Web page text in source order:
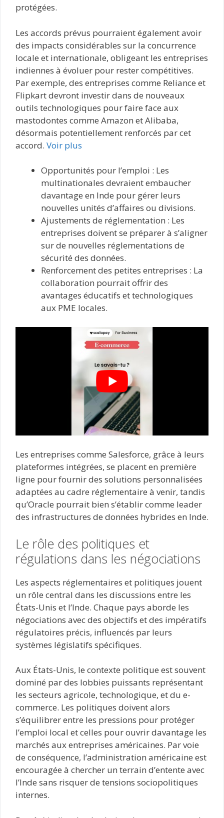
protégées.
Les accords prévus pourraient également avoir
des impacts considérables sur la concurrence
locale et internationale, obligeant les entreprises
indiennes à évoluer pour rester compétitives.
Par exemple, des entreprises comme Reliance et
Flipkart devront investir dans de nouveaux
outils technologiques pour faire face aux
mastodontes comme Amazon et Alibaba,
désormais potentiellement renforcés par cet
accord. Voir plus
Opportunités pour l’emploi : Les
multinationales devraient embaucher
davantage en Inde pour gérer leurs
nouvelles unités d’affaires ou divisions.
Ajustements de réglementation : Les
entreprises doivent se préparer à s’aligner
sur de nouvelles réglementations de
sécurité des données.
Renforcement des petites entreprises : La
collaboration pourrait offrir des
avantages éducatifs et technologiques
aux PME locales.
Les entreprises comme Salesforce, grâce à leurs
plateformes intégrées, se placent en première
ligne pour fournir des solutions personnalisées
adaptées au cadre réglementaire à venir, tandis
qu’Oracle pourrait bien s’établir comme leader
des infrastructures de données hybrides en Inde.
Le rôle des politiques et
régulations dans les négociations
Les aspects réglementaires et politiques jouent
un rôle central dans les discussions entre les
États-Unis et l’Inde. Chaque pays aborde les
négociations avec des objectifs et des impératifs
régulatoires précis, influencés par leurs
systèmes législatifs spécifiques.
Aux États-Unis, le contexte politique est souvent
dominé par des lobbies puissants représentant
les secteurs agricole, technologique, et du e-
commerce. Les politiques doivent alors
s’équilibrer entre les pressions pour protéger
l’emploi local et celles pour ouvrir davantage les
marchés aux entreprises américaines. Par voie
de conséquence, l’administration américaine est
encouragée à chercher un terrain d’entente avec
l’Inde sans risquer de tensions sociopolitiques
internes.